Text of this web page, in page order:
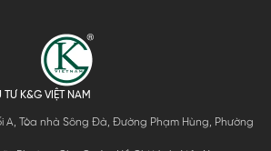
K&G VIỆT NAM
A, Tòa nhà Sông Đà, Đường Phạm Hùng, Phường